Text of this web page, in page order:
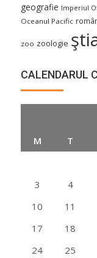
geografie Imperiul
Oceanul Pacific
zoo zoologie
CALENDARUL
M
T
3
4
10
11
17
18
24
25